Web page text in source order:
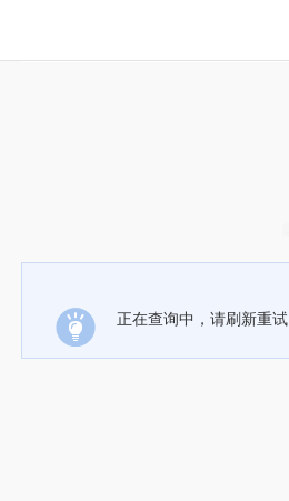
正在查询中，请刷新重试